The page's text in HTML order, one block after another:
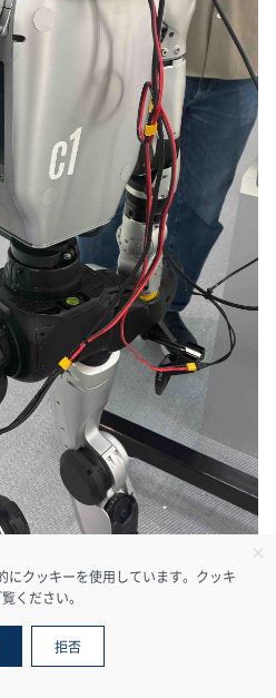
にクッキーを使用しています。クッキ
ください。
拒否